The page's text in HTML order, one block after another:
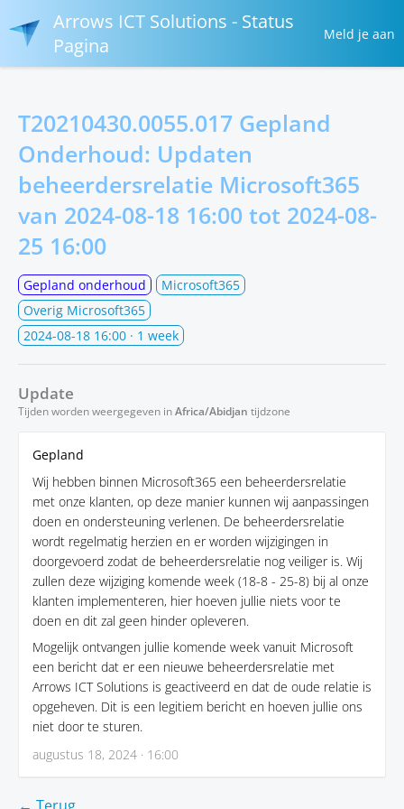
Arrows ICT Solutions - Status
Pagina
Meld je aan
T20210430.0055.017 Gepland
Onderhoud: Updaten
beheerdersrelatie Microsoft365
van 2024-08-18 16:00 tot 2024-08-
25 16:00
Gepland onderhoud
Microsoft365
Overig Microsoft365
2024-08-18 16:00 · 1 week
Update
Tijden worden weergegeven inAfrica/Abidjan tijdzone
Gepland
Wij hebben binnen Microsoft365 een beheerdersrelatie
met onze klanten, op deze manier kunnen wij aanpassingen
doen en ondersteuning verlenen. De beheerdersrelatie
wordt regelmatig herzien en er worden wijzigingen in
doorgevoerd zodat de beheerdersrelatie nog veiliger is. Wij
zullen deze wijziging komende week (18-8 - 25-8) bij al onze
klanten implementeren, hier hoeven jullie niets voor te
doen en dit zal geen hinder opleveren.
Mogelijk ontvangen jullie komende week vanuit Microsoft
een bericht dat er een nieuwe beheerdersrelatie met
Arrows ICT Solutions is geactiveerd en dat de oude relatie is
opgeheven. Dit is een legitiem bericht en hoeven jullie ons
niet door te sturen.
augustus 18, 2024 · 16:00